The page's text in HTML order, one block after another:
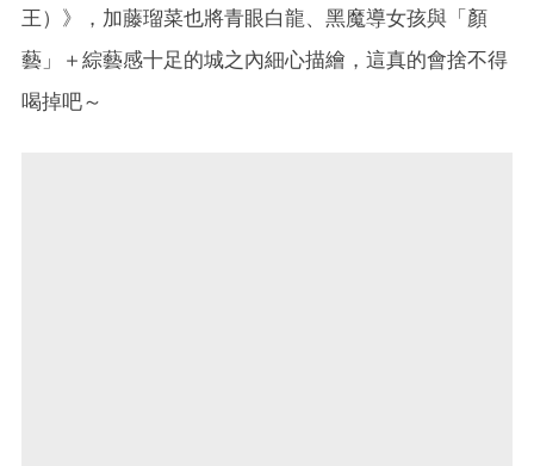
王）》，加藤瑠菜也將青眼白龍、黑魔導女孩與「顏
藝」＋綜藝感十足的城之內細心描繪，這真的會捨不得
喝掉吧～